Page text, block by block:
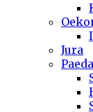
Jura